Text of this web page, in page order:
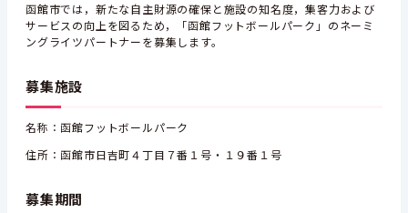
函館市では，新たな自主財源の確保と施設の知名度，集客力および
サービスの向上を図るため，「函館フットボールパーク」のネーミ
ングライツパートナーを募集します。
募集施設
名称：函館フットボールパーク
住所：函館市日吉町４丁目７番１号・１９番１号
募集期間